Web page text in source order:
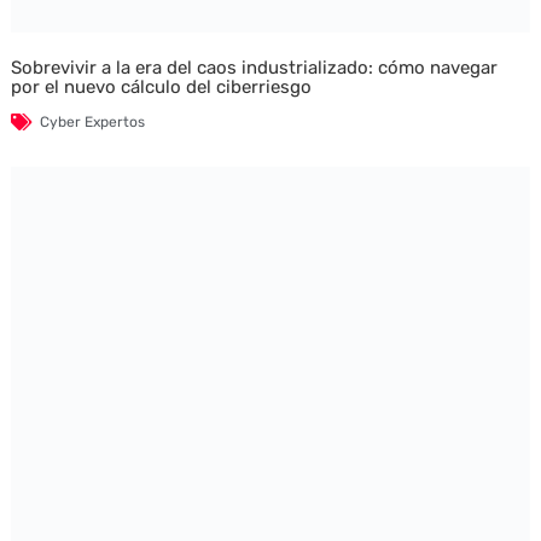
Sobrevivir a la era del caos industrializado: cómo navegar
por el nuevo cálculo del ciberriesgo
Cyber Expertos